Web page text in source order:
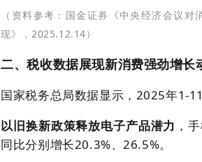
（资料参考：国金证券《中央经济会议
现》，2025.12.14）
二、税收数据展现新消费强劲增长
国家税务总局数据显示，2025年1-
以旧换新政策释放电子产品潜力 ，
同比分别增长20.3%、26.5%。